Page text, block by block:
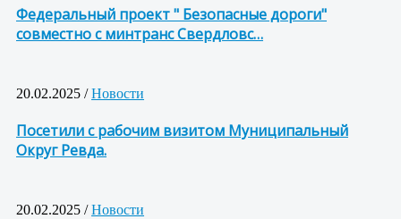
Федеральный проект " Безопасные дороги"
совместно с минтранс Свердловс…
20.02.2025 /Новости
Посетили с рабочим визитом Муниципальный
Округ Ревда.
20.02.2025 /Новости